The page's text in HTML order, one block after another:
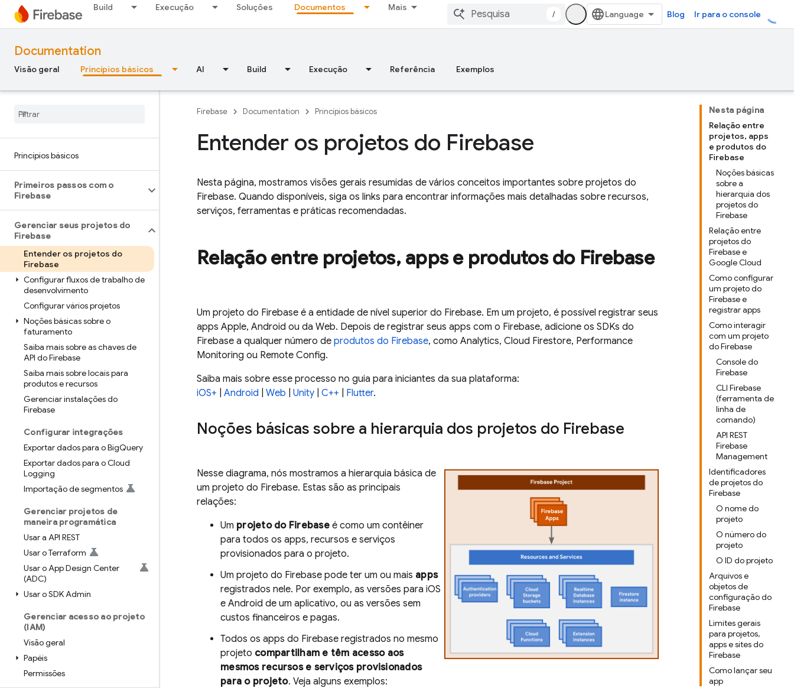
Build Execução Soluções Documentos Mais
/ Blog Ir para o console
Documentation
Visão geral Princípios básicos AI Build Execução Referência Exemplos
Princípios básicos
Primeiros passos com o
Firebase
Gerenciar seus projetos do
Firebase
Entender os projetos do
Firebase
Configurar fluxos de trabalho de
desenvolvimento
Configurar vários projetos
Noções básicas sobre o
faturamento
Saiba mais sobre as chaves de
API do Firebase
Saiba mais sobre locais para
produtos e recursos
Gerenciar instalações do
Firebase
Configurar integrações
Exportar dados para o BigQuery
Exportar dados para o Cloud
Logging
Importação de segmentos
Gerenciar projetos de
maneira programática
Usar a API REST
Usar o Terraform
Usar o App Design Center
(ADC)
Usar o SDK Admin
Gerenciar acesso ao projeto
(IAM)
Visão geral
Papéis
Permissões
Nesta página
Relação entre
projetos, apps
e produtos do
Firebase
Noções básicas
sobre a
hierarquia dos
projetos do
Firebase
Relação entre
projetos do
Firebase e
Google Cloud
Como configurar
um projeto do
Firebase e
registrar apps
Como interagir
com um projeto
do Firebase
Console do
Firebase
CLI Firebase
(ferramenta de
linha de
comando)
API REST
Firebase
Management
Identificadores
de projetos do
Firebase
O nome do
projeto
O número do
projeto
O ID do projeto
Arquivos e
objetos de
configuração do
Firebase
Limites gerais
para projetos,
apps e sites do
Firebase
Como lançar seu
app
Firebase Documentation Princípios básicos
Entender os projetos do Firebase
Nesta página, mostramos visões gerais resumidas de vários conceitos importantes sobre projetos do
Firebase. Quando disponíveis, siga os links para encontrar informações mais detalhadas sobre recursos,
serviços, ferramentas e práticas recomendadas.
Relação entre projetos,apps e produtos do Firebase
Um projeto do Firebase é a entidade de nível superior do Firebase. Em um projeto, é possível registrar seus
apps Apple, Android ou da Web. Depois de registrar seus apps com o Firebase, adicione os SDKs do
Firebase a qualquer número de produtos do Firebase, como Analytics, Cloud Firestore, Performance
Monitoring ou Remote Config.
Saiba mais sobre esse processo no guia para iniciantes da sua plataforma:
iOS+
Android Web Unity C++ Flutter.
Noções básicas sobre a hierarquia dos projetos do Firebase
Nesse diagrama, nós mostramos a hierarquia básica de
um projeto do Firebase. Estas são as principais
relações:
Um projeto do Firebaseé como um contêiner
para todos os apps, recursos e serviços
provisionados para o projeto.
Um projeto do Firebase pode ter um ou mais apps
registrados nele. Por exemplo, as versões para iOS
e Android de um aplicativo, ou as versões sem
custos financeiros e pagas.
Todos os apps do Firebase registrados no mesmo
projeto compartilham e têm acesso aos
mesmos recursos e serviços provisionados
para o projeto. Veja alguns exemplos: